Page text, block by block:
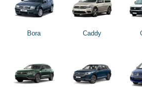
Bora Caddy